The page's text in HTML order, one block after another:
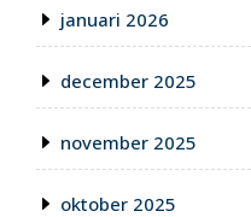
januari 2026
december 2025
november 2025
oktober 2025